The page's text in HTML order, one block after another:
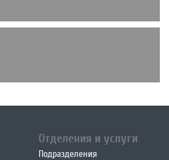
Отделения и услуги
Подразделения